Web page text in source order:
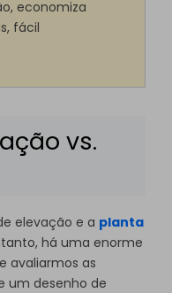
economiza
fácil
vs.
elevação e a planta
há uma enorme
avaliarmos as
um desenho de